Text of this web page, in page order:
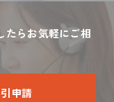
たらお気軽にご相
申請